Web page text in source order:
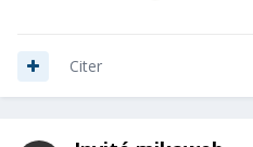
Citer